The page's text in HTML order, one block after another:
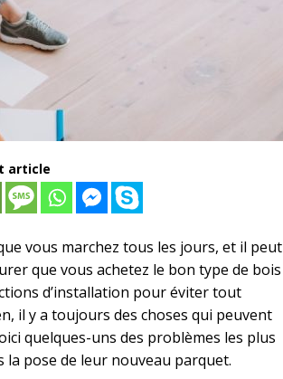
article
vous marchez tous les jours, et il peut
que vous achetez le bon type de bois
d’installation pour éviter tout
il y a toujours des choses qui peuvent
quelques-uns des problèmes les plus
pose de leur nouveau parquet.